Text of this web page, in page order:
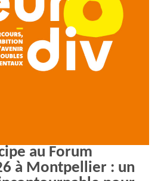
au Forum
à Montpellier : un